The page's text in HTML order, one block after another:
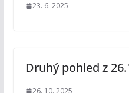
23. 6. 2025
Druhý pohled z